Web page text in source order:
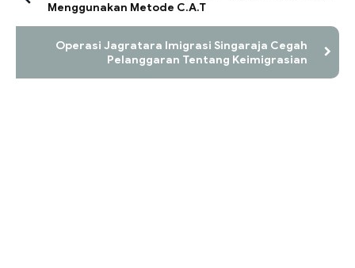
Menggunakan Metode C.A.T
Operasi Jagratara Imigrasi Singaraja Cegah
Pelanggaran Tentang Keimigrasian